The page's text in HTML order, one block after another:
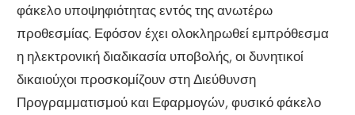
φάκελο υποψηφιότητας εντός της ανωτέρω
προθεσμίας. Εφόσον έχει ολοκληρωθεί εμπρόθεσμα
η ηλεκτρονική διαδικασία υποβολής, οι δυνητικοί
δικαιούχοι προσκομίζουν στη Διεύθυνση
Προγραμματισμού και Εφαρμογών, φυσικό φάκελο